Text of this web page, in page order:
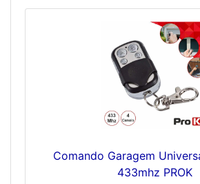
Comando Garagem
433mhz PROK